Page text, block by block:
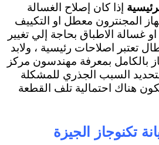
إذا كان إصلاح الغسالة
المجنترون معطل او التكييف
غسالة الاطباق بحاجة إلي تغيير
تعتبر اصلاحات رئيسية ، ولابد
بمعرفة مهندسون مركز
السبب الجذري للمشكلة
هناك احتمالية تلف القطعة
تكنوجاز الجيزة